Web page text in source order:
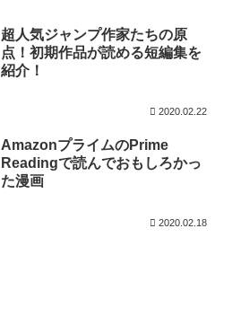
超人気ジャンプ作家たちの原
点！初期作品が読める短編集を
紹介！
2020.02.22
AmazonプライムのPrime
Readingで読んでおもしろかっ
た漫画
2020.02.18